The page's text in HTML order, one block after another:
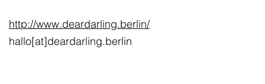
http://www.deardarling.berlin/
hallo[at]deardarling.berlin